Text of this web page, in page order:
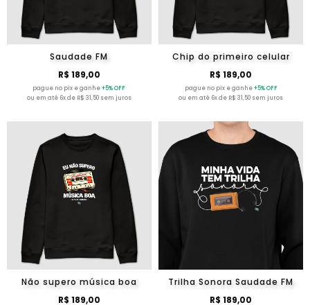
Saudade FM
R$ 189,00
pague no pix e ganhe+5% OFF
ou em até 6x de R$ 31,50 sem juros
Chip do primeiro celular
R$ 189,00
pague no pix e ganhe+5% OFF
ou em até 6x de R$ 31,50 sem juros
Não supero música boa
R$ 189,00
Trilha Sonora Saudade FM
R$ 189,00